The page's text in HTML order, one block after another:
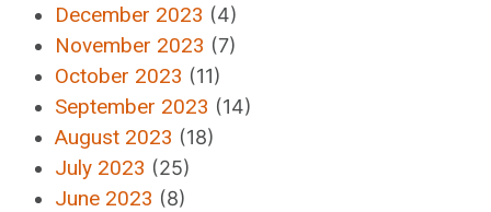
December 2023 (4)
November 2023 (7)
October 2023 (11)
September 2023 (14)
August 2023 (18)
July 2023 (25)
June 2023 (8)